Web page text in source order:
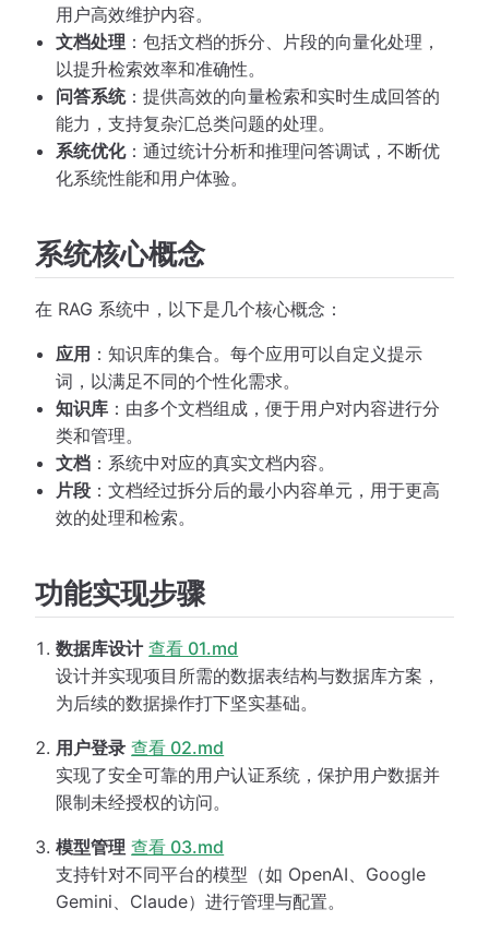
用户高效维护内容。
文档处理 ：包括文档的拆分、片段的向量化处理，
以提升检索效率和准确性。
问答系统：提供高效的向量检索和实时生成回答的
能力，支持复杂汇总类问题的处理。
系统优化：通过统计分析和推理问答调试，不断优
化系统性能和用户体验。
系统核心概念
在 RAG 系统中，以下是几个核心概念：
应用 ：知识库的集合。每个应用可以自定义提示
词，以满足不同的个性化需求。
知识库 ：由多个文档组成，便于用户对内容进行分
类和管理。
文档 ：系统中对应的真实文档内容。
片段 ：文档经过拆分后的最小内容单元，用于更高
效的处理和检索。
功能实现步骤
数据库设计 查看 01.md
设计并实现项目所需的数据表结构与数据库方案，
为后续的数据操作打下坚实基础。
用户登录 查看 02.md
实现了安全可靠的用户认证系统，保护用户数据并
限制未经授权的访问。
模型管理 查看 03.md
支持针对不同平台的模型（如 OpenAI、Google
Gemini、Claude）进行管理与配置。